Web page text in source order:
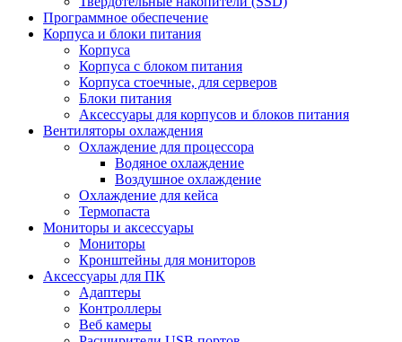
Программное обеспечение
Корпуса и блоки питания
Корпуса
Корпуса с блоком питания
Корпуса стоечные, для серверов
Блоки питания
Аксессуары для корпусов и блоков питания
Вентиляторы охлаждения
Охлаждение для процессора
Водяное охлаждение
Воздушное охлаждение
Охлаждение для кейса
Термопаста
Мониторы и аксессуары
Мониторы
Кронштейны для мониторов
Аксессуары для ПК
Адаптеры
Контроллеры
Веб камеры